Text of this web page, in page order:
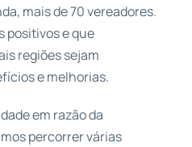
mais de 70 vereadores.
positivos e que
regiões sejam
e melhorias.
em razão da
percorrer várias